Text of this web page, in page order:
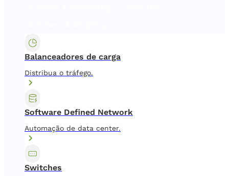
Balanceadores de carga
Distribua o tráfego.
Software Defined Network
Automação de data center.
Switches